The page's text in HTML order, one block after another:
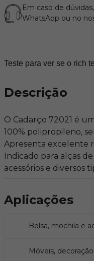
Em caso de
WhatsApp ou no
Teste para ver se o rich
Descrição
O Cadarço 72021 é
100% polipropileno,
Apresenta excelente
Indicado para alças
acessórios e diversos
Aplicações
Bolsa, mochila e
Móveis,